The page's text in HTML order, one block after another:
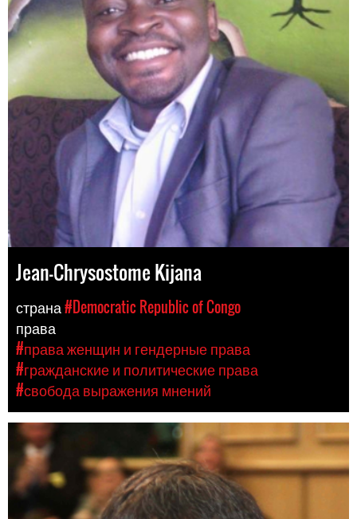
Jean-Chrysostome Kijana
страна#Democratic Republic of Congo
права
#права женщин и гендерные права
#гражданские и политические права
#свобода выражения мнений